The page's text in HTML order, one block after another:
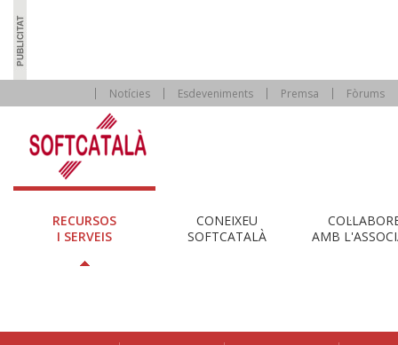
Notícies Esdeveniments Premsa Fòrums
RECURSOS
I SERVEIS
CONEIXEU
SOFTCATALÀ
AMB